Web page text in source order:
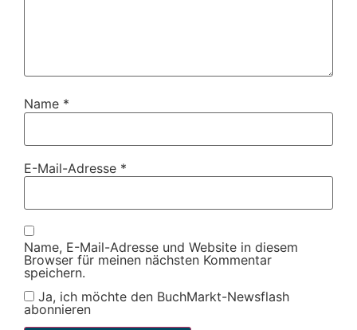
Name *
E-Mail-Adresse *
Name, E-Mail-Adresse und Website in diesem
Browser für meinen nächsten Kommentar
speichern.
Ja, ich möchte den BuchMarkt-Newsflash
abonnieren